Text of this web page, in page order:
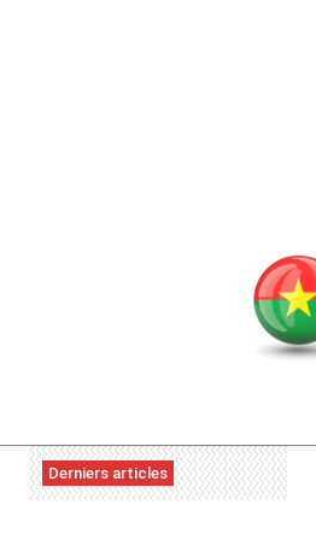
Derniers articles